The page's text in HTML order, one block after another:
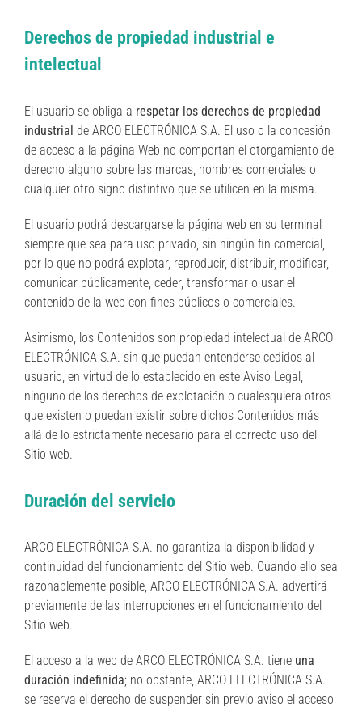
Derechos de propiedad industrial e
intelectual
El usuario se obliga a respetar los derechos de propiedad
industrial de ARCO ELECTRÓNICA S.A. El uso o la concesión
de acceso a la página Web no comportan el otorgamiento de
derecho alguno sobre las marcas, nombres comerciales o
cualquier otro signo distintivo que se utilicen en la misma.
El usuario podrá descargarse la página web en su terminal
siempre que sea para uso privado, sin ningún fin comercial,
por lo que no podrá explotar, reproducir, distribuir, modificar,
comunicar públicamente, ceder, transformar o usar el
contenido de la web con fines públicos o comerciales.
Asimismo, los Contenidos son propiedad intelectual de ARCO
ELECTRÓNICA S.A. sin que puedan entenderse cedidos al
usuario, en virtud de lo establecido en este Aviso Legal,
ninguno de los derechos de explotación o cualesquiera otros
que existen o puedan existir sobre dichos Contenidos más
allá de lo estrictamente necesario para el correcto uso del
Sitio web.
Duración del servicio
ARCO ELECTRÓNICA S.A. no garantiza la disponibilidad y
continuidad del funcionamiento del Sitio web. Cuando ello sea
razonablemente posible, ARCO ELECTRÓNICA S.A. advertirá
previamente de las interrupciones en el funcionamiento del
Sitio web.
El acceso a la web de ARCO ELECTRÓNICA S.A. tiene una
duración indefinida; no obstante, ARCO ELECTRÓNICA S.A.
se reserva el derecho de suspender sin previo aviso el acceso